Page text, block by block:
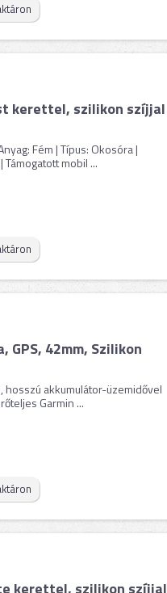
kerettel, szilikon szíjjal
Fém | Típus: Okosóra |
mobil ...
GPS, 42mm, Szilikon
hosszú akkumulátor-üzemidővel
Garmin ...
kerettel, szilikon szíjjal